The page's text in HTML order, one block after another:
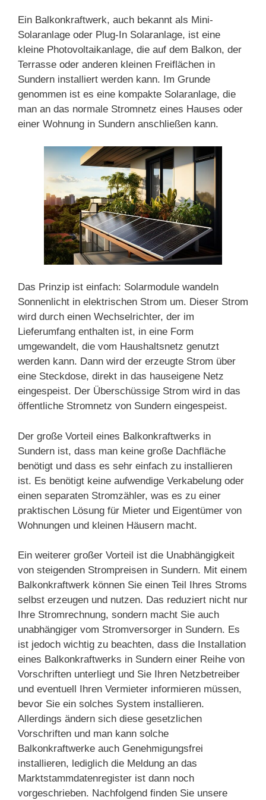
Ein Balkonkraftwerk, auch bekannt als Mini-
Solaranlage oder Plug-In Solaranlage, ist eine
kleine Photovoltaikanlage, die auf dem Balkon, der
Terrasse oder anderen kleinen Freiflächen in
Sundern installiert werden kann. Im Grunde
genommen ist es eine kompakte Solaranlage, die
man an das normale Stromnetz eines Hauses oder
einer Wohnung in Sundern anschließen kann.
Das Prinzip ist einfach: Solarmodule wandeln
Sonnenlicht in elektrischen Strom um. Dieser Strom
wird durch einen Wechselrichter, der im
Lieferumfang enthalten ist, in eine Form
umgewandelt, die vom Haushaltsnetz genutzt
werden kann. Dann wird der erzeugte Strom über
eine Steckdose, direkt in das hauseigene Netz
eingespeist. Der Überschüssige Strom wird in das
öffentliche Stromnetz von Sundern eingespeist.
Der große Vorteil eines Balkonkraftwerks in
Sundern ist, dass man keine große Dachfläche
benötigt und dass es sehr einfach zu installieren
ist. Es benötigt keine aufwendige Verkabelung oder
einen separaten Stromzähler, was es zu einer
praktischen Lösung für Mieter und Eigentümer von
Wohnungen und kleinen Häusern macht.
Ein weiterer großer Vorteil ist die Unabhängigkeit
von steigenden Strompreisen in Sundern. Mit einem
Balkonkraftwerk können Sie einen Teil Ihres Stroms
selbst erzeugen und nutzen. Das reduziert nicht nur
Ihre Stromrechnung, sondern macht Sie auch
unabhängiger vom Stromversorger in Sundern. Es
ist jedoch wichtig zu beachten, dass die Installation
eines Balkonkraftwerks in Sundern einer Reihe von
Vorschriften unterliegt und Sie Ihren Netzbetreiber
und eventuell Ihren Vermieter informieren müssen,
bevor Sie ein solches System installieren.
Allerdings ändern sich diese gesetzlichen
Vorschriften und man kann solche
Balkonkraftwerke auch Genehmigungsfrei
installieren, lediglich die Meldung an das
Marktstammdatenregister ist dann noch
vorgeschrieben. Nachfolgend finden Sie unsere